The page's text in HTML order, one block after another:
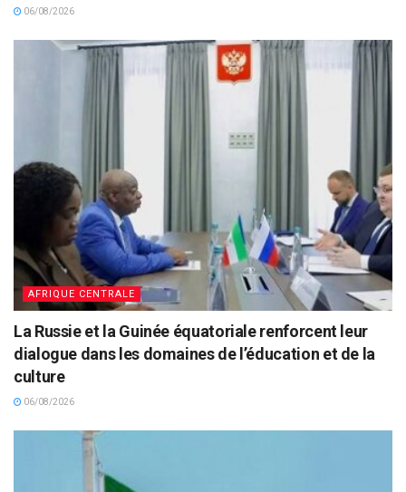
06/08/2026
AFRIQUE CENTRALE
La Russie et la Guinée équatoriale renforcent leur
dialogue dans les domaines de l’éducation et de la
culture
06/08/2026